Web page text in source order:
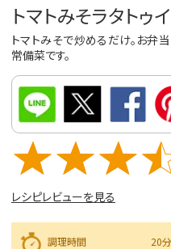
トマトみそラタトゥ
トマトみそで炒めるだけ。お弁
常備菜です。
レシピレビューを見る
調理時間 20分